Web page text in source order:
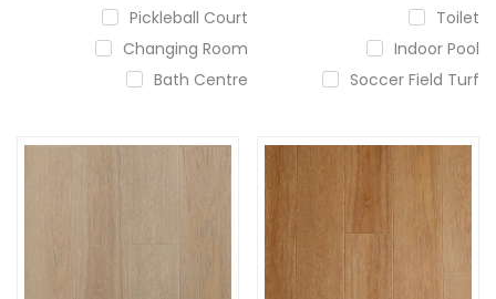
Pickleball Court
Toilet
Changing Room
Indoor Pool
Bath Centre
Soccer Field Turf